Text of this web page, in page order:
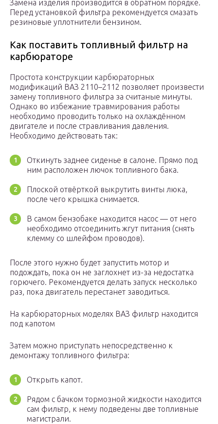
Замена изделия производится в обратном порядке.
Перед установкой фильтра рекомендуется смазать
резиновые уплотнители бензином.
Как поставить топливный фильтр на
карбюраторе
Простота конструкции карбюраторных
модификаций ВАЗ 2110–2112 позволяет произвести
замену топливного фильтра за считаные минуты.
Однако во избежание травмирования работы
необходимо проводить только на охлаждённом
двигателе и после стравливания давления.
Необходимо действовать так:
Откинуть заднее сиденье в салоне. Прямо под
ним расположен лючок топливного бака.
Плоской отвёрткой выкрутить винты люка,
после чего крышка снимается.
В самом бензобаке находится насос — от него
необходимо отсоединить жгут питания (снять
клемму со шлейфом проводов).
После этого нужно будет запустить мотор и
подождать, пока он не заглохнет из-за недостатка
горючего. Рекомендуется делать запуск несколько
раз, пока двигатель перестанет заводиться.
На карбюраторных моделях ВАЗ фильтр находится
под капотом
Затем можно приступать непосредственно к
демонтажу топливного фильтра:
Открыть капот.
Рядом с бачком тормозной жидкости находится
сам фильтр, к нему подведены две топливные
магистрали.